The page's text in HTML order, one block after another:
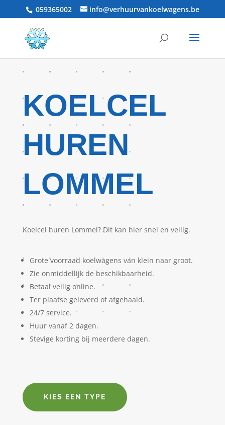
059365002 info@verhuurvankoelwagens.be
KOELCEL
HUREN
LOMMEL
Koelcel huren Lommel? Dit kan hier snel en veilig.
Grote voorraad koelwagens van klein naar groot.
Zie onmiddellijk de beschikbaarheid.
Betaal veilig online.
Ter plaatse geleverd of afgehaald.
24/7 service.
Huur vanaf 2 dagen.
Stevige korting bij meerdere dagen.
KIES EEN TYPE